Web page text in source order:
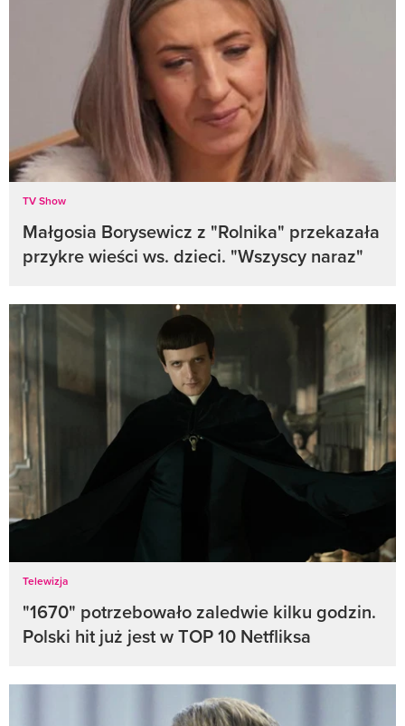
TV Show
Małgosia Borysewicz z "Rolnika" przekazała
przykre wieści ws. dzieci. "Wszyscy naraz"
Telewizja
"1670" potrzebowało zaledwie kilku godzin.
Polski hit już jest w TOP 10 Netfliksa